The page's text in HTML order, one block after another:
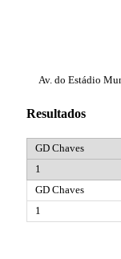
Av. do Estádio
Resultados